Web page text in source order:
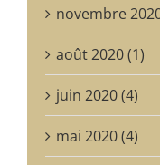
novembre
août 2020 (1)
juin 2020 (4)
mai 2020 (4)